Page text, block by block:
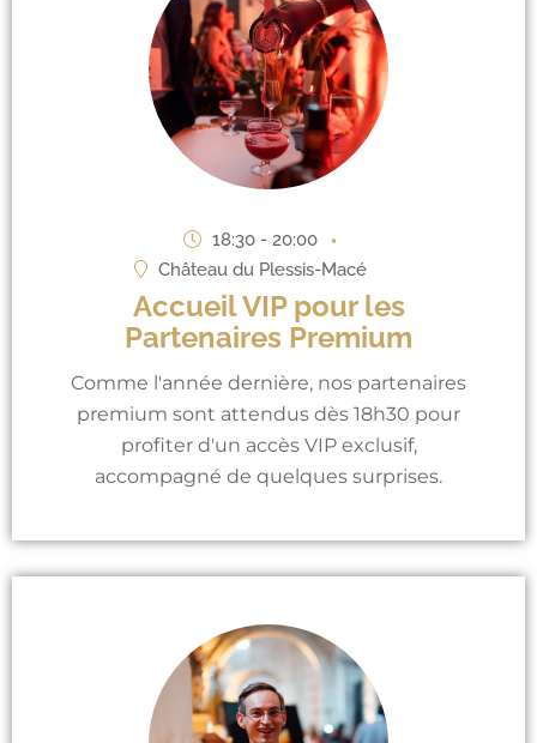
18:30 - 20:00
Château du Plessis-Macé
Accueil VIP pour les
Partenaires Premium
Comme l'année dernière, nos partenaires
premium sont attendus dès 18h30 pour
profiter d'un accès VIP exclusif,
accompagné de quelques surprises.